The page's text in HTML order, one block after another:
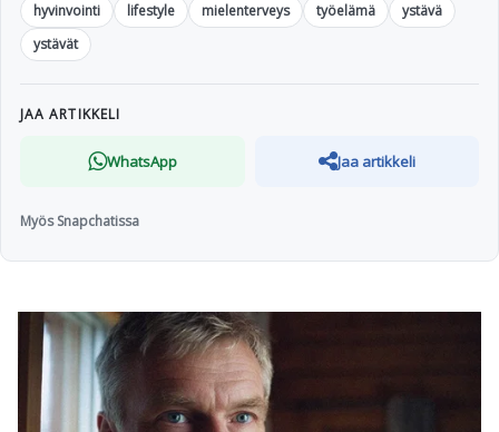
hyvinvointi
lifestyle mielenterveys työelämä
ystävä
ystävät
JAA ARTIKKELI
WhatsApp Jaa artikkeli
Myös Snapchatissa